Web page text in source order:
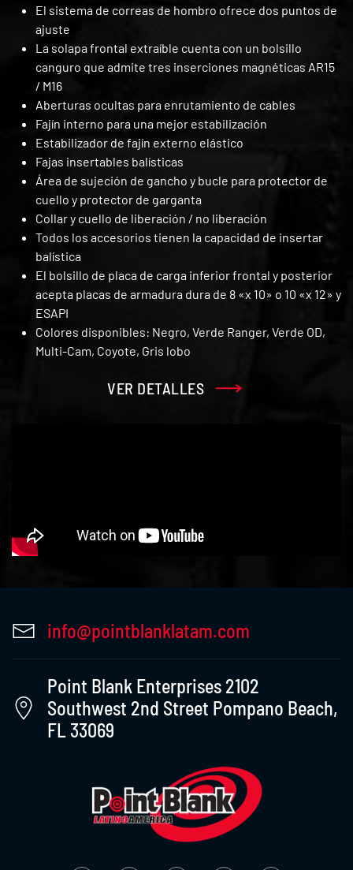
El sistema de correas de hombro ofrece dos puntos de
ajuste
La solapa frontal extraíble cuenta con un bolsillo
canguro que admite tres inserciones magnéticas AR15
/ M16
Aberturas ocultas para enrutamiento de cables
Fajín interno para una mejor estabilización
Estabilizador de fajín externo elástico
Fajas insertables balísticas
Área de sujeción de gancho y bucle para protector de
cuello y protector de garganta
Collar y cuello de liberación / no liberación
Todos los accesorios tienen la capacidad de insertar
balística
El bolsillo de placa de carga inferior frontal y posterior
acepta placas de armadura dura de 8 «x 10» o 10 «x 12» y
ESAPI
Colores disponibles: Negro, Verde Ranger, Verde OD,
Multi-Cam, Coyote, Gris lobo
VER DETALLES
info@pointblanklatam.com
Point Blank Enterprises 2102
Southwest 2nd Street Pompano Beach,
FL 33069